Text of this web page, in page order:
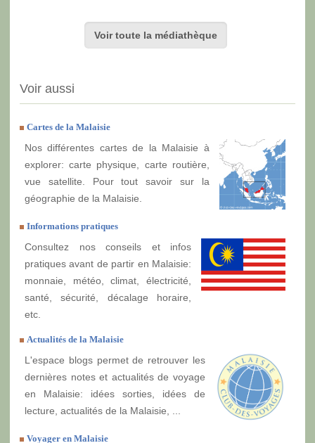
Voir toute la médiathèque
Voir aussi
Cartes de la Malaisie
Nos différentes cartes de la Malaisie à
explorer: carte physique, carte routière,
vue satellite. Pour tout savoir sur la
géographie de la Malaisie.
Informations pratiques
Consultez nos conseils et infos
pratiques avant de partir en Malaisie:
monnaie, météo, climat, électricité,
santé, sécurité, décalage horaire,
etc.
Actualités de la Malaisie
L'espace blogs permet de retrouver les
dernières notes et actualités de voyage
en Malaisie: idées sorties, idées de
lecture, actualités de la Malaisie, ...
Voyager en Malaisie